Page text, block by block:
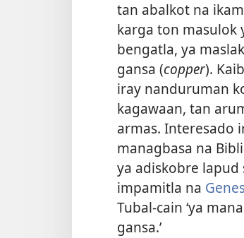
tan abalkot na
karga ton masulok
bengatla, ya
gansa (copper).
iray nanduruman
kagawaan, tan
armas. Interesado
managbasa na
ya adiskobre lapud
impamitla na
Tubal-cain ‘ya
gansa.’